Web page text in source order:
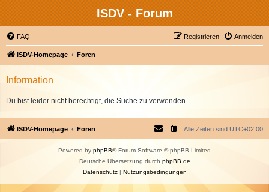
ISDV - Forum
FAQ Anmelden
Registrieren
ISDV-Homepage Foren
Information
Du bist leider nicht berechtigt, die Suche zu verwenden.
ISDV-Homepage Foren Alle Zeiten sind UTC+02:00
Powered by phpBB® Forum Software © phpBB Limited
Deutsche Übersetzung durch phpBB.de
Datenschutz| Nutzungsbedingungen